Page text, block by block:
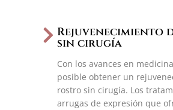
sin cirugía
Con los avances en
posible obtener un
rostro sin cirugía. Los
arrugas de expresión que